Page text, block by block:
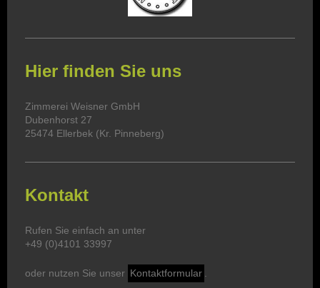
Hier finden Sie uns
Zimmerei Weisner GmbH
Dubenhorst 27
25474 Ellerbek (Kr. Pinneberg)
Kontakt
Rufen Sie einfach an unter
+49 (0)4101 33997
oder nutzen Sie unser Kontaktformular